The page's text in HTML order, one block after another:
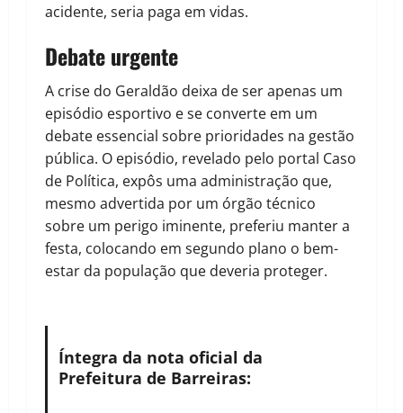
acidente, seria paga em vidas.
Debate urgente
A crise do Geraldão deixa de ser apenas um
episódio esportivo e se converte em um
debate essencial sobre prioridades na gestão
pública. O episódio, revelado pelo portal Caso
de Política, expôs uma administração que,
mesmo advertida por um órgão técnico
sobre um perigo iminente, preferiu manter a
festa, colocando em segundo plano o bem-
estar da população que deveria proteger.
Íntegra da nota oficial da
Prefeitura de Barreiras: